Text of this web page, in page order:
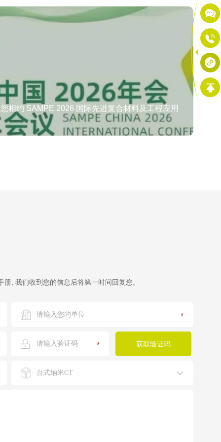
相约 SAMPE 2026 国际先进复合材料及工程应用
, 我们收到您的信息后将第一时间回复您。
*
*